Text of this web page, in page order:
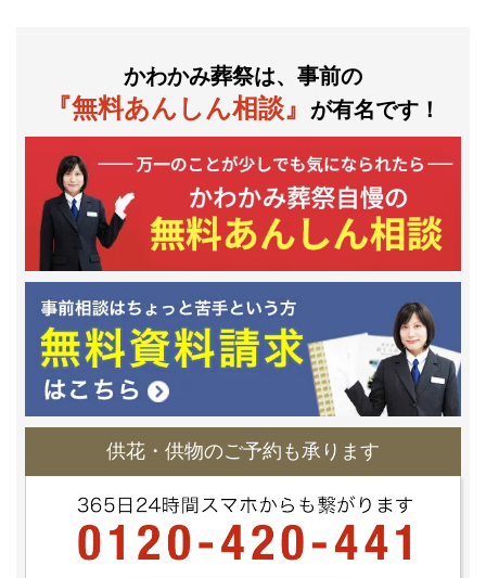
かわかみ葬祭は、事前の
『無料あんしん相談』 が有名です！
供花・供物のご予約も承ります